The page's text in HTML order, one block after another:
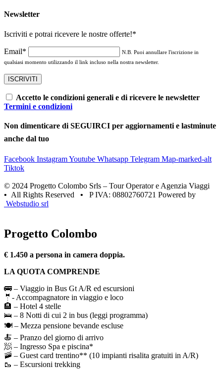
Newsletter
Iscriviti e potrai ricevere le nostre offerte!*
Email*
N.B. Puoi annullare l'iscrizione in
qualsiasi momento utilizzando il link incluso nella nostra newsletter.
Accetto le condizioni generali e di ricevere le newsletter
Termini e condizioni
Non dimenticare di SEGUIRCI per aggiornamenti e lastminute
anche dal tuo
Facebook InstagramYoutube Whatsapp Telegram Map-marked-alt
Tiktok
© 2024 Progetto Colombo Srls – Tour Operator e Agenzia Viaggi
• All Rights Reserved • P IVA: 08802760721 Powered by
Webstudio srl
Progetto Colombo
€ 1.450 a persona in camera doppia.
LA QUOTA COMPRENDE
🚌 – Viaggio in Bus Gt A/R ed escursioni
🤵- Accompagnatore in viaggio e loco
🏨 – Hotel 4 stelle
🛌 – 8 Notti di cui 2 in bus (leggi programma)
🍽️ – Mezza pensione bevande escluse
🍝 – Pranzo del giorno di arrivo
🧖 – Ingresso Spa e piscina*
🚠 – Guest card trentino** (10 impianti risalita gratuiti in A/R)
🥾 – Escursioni trekking